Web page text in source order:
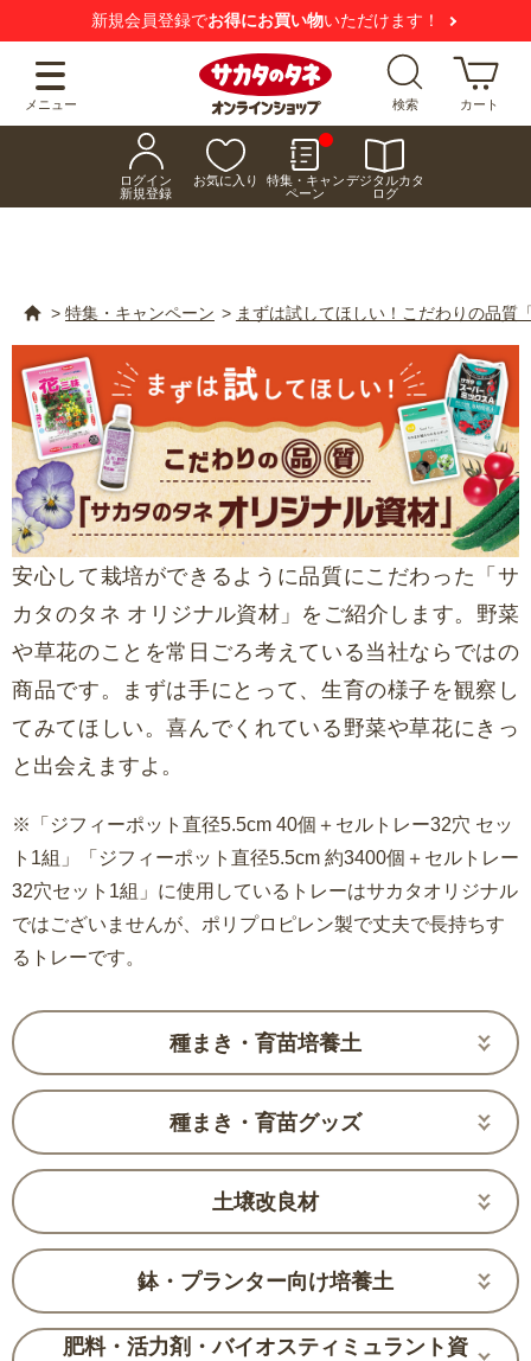
新規会員登録でお得にお買い物いただけます！
メニュー 検索 カート
ログイン
新規登録
お気に入り
特集・キャン
ペーン
デジタルカタ
ログ
> 特集・キャンペーン > まずは試してほしい！こだわりの品質
安心して栽培ができるように品質にこだわった「サ
カタのタネ オリジナル資材」をご紹介します。野菜
や草花のことを常日ごろ考えている当社ならではの
商品です。まずは手にとって、生育の様子を観察し
てみてほしい。喜んでくれている野菜や草花にきっ
と出会えますよ。
※「ジフィーポット直径5.5cm 40個＋セルトレー32穴 セッ
ト1組」「ジフィーポット直径5.5cm 約3400個＋セルトレー
32穴セット1組」に使用しているトレーはサカタオリジナル
ではございませんが、ポリプロピレン製で丈夫で長持ちす
るトレーです。
種まき・育苗培養土
種まき・育苗グッズ
土壌改良材
鉢・プランター向け培養土
肥料・活力剤・バイオスティミュラント資